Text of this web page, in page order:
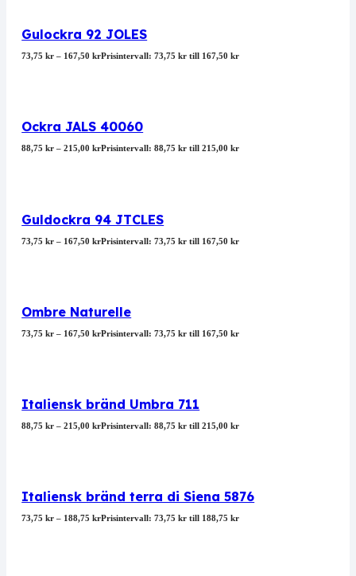
Gulockra 92 JOLES
73,75kr – 167,50krPrisintervall: 73,75 kr till 167,50 kr
Ockra JALS 40060
88,75kr – 215,00krPrisintervall: 88,75 kr till 215,00 kr
Guldockra 94 JTCLES
73,75kr – 167,50krPrisintervall: 73,75 kr till 167,50 kr
Ombre Naturelle
73,75kr – 167,50krPrisintervall: 73,75 kr till 167,50 kr
Italiensk bränd Umbra 711
88,75kr – 215,00krPrisintervall: 88,75 kr till 215,00 kr
Italiensk bränd terra di Siena 5876
73,75kr – 188,75krPrisintervall: 73,75 kr till 188,75 kr